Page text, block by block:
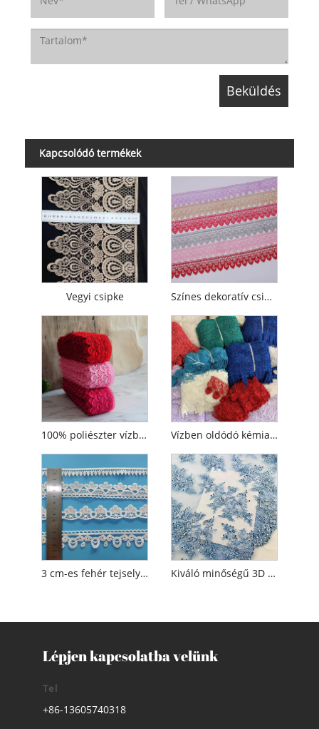
Kapcsolódó termékek
Vegyi csipke Színes dekoratív csipkeszegély
100% poliészter vízben oldódó francia színek hímzés guipúra csipke Vízben oldódó kémiai poliészter csipke
3 cm-es fehér tejselyem, poliészter vízoldható hímző csipke szegéllyel Kiváló minőségű 3D virágos gyöngyös textil hímző anyag csipke dekoráció
Lépjen kapcsolatba velünk
Tel
+86-13605740318